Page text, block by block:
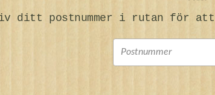
ditt postnummer i rutan för